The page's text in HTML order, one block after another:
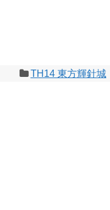
TH14 東方輝針城